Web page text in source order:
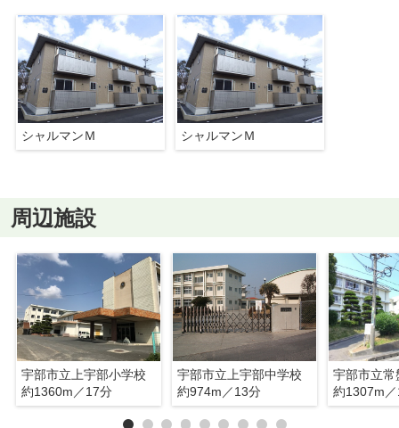
シャルマンＭ シャルマンＭ
周辺施設
宇部市立上宇部小学校
約1360m／17分
宇部市立上宇部中学校
約974m／13分
宇部市立常
約1307m